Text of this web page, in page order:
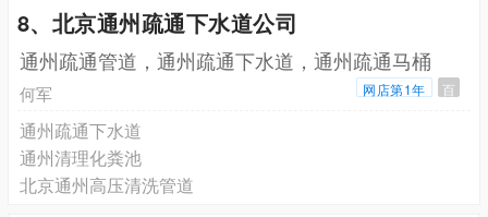
8、北京通州疏通下水道公司
通州疏通管道，通州疏通下水道，通州疏通马桶
何军 网店第1年 百
通州疏通下水道
通州清理化粪池
北京通州高压清洗管道